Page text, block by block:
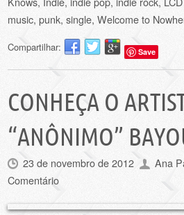
music,punk,single,Welcome to
Compartilhar: Save
CONHEÇA O
“ANÔNIMO”
23 de novembro de 2012 Ana
Comentário